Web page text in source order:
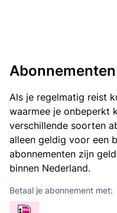
Abonnementen
Als je regelmatig reist
waarmee je onbeperkt
verschillende soorten
alleen geldig voor een
abonnementen zijn
binnen Nederland.
Betaal je abonnement met: